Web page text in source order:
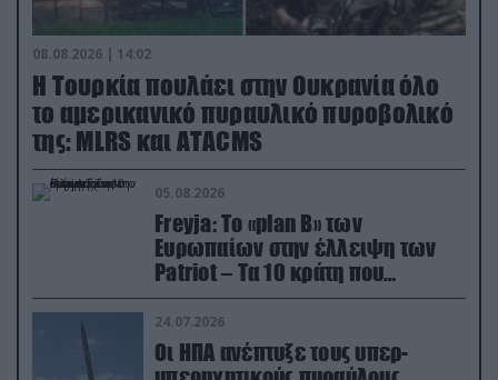
08.08.2026 | 14:02
Η Τουρκία πουλάει στην Ουκρανία όλο
το αμερικανικό πυραυλικό πυροβολικό
της: MLRS και ΑΤΑCMS
05.08.2026
Freyja: Το «plan Β» των
Ευρωπαίων στην έλλειψη των
Patriot – Τα 10 κράτη που
συμμετέχουν στο δίκτυο
συνεργασίας
24.07.2026
Οι ΗΠΑ ανέπτυξε τους υπερ-